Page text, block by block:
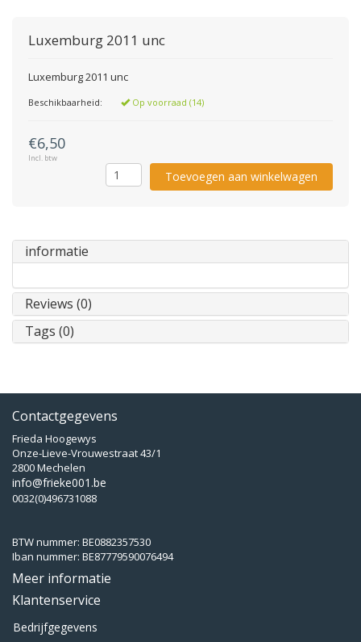
Luxemburg 2011 unc
Luxemburg 2011 unc
Beschikbaarheid: Op voorraad (14)
€6,50
Incl. btw
Toevoegen aan winkelwagen
informatie
Reviews (0)
Tags (0)
Contactgegevens
Frieda Hoogewys
Onze-Lieve-Vrouwestraat 43/1
2800 Mechelen
info@frieke001.be
0032(0)496731088
BTW nummer: BE0882357530
Iban nummer: BE87779590076494
Meer informatie
Klantenservice
Bedrijfgegevens